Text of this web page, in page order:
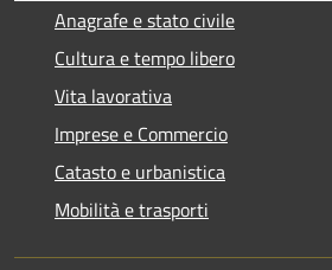
Anagrafe e stato civile
Cultura e tempo libero
Vita lavorativa
Imprese e Commercio
Catasto e urbanistica
Mobilità e trasporti